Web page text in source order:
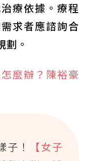
療依據。療程
求者應諮詢合
劃。
麼辦？陳裕豪
子！
【女子